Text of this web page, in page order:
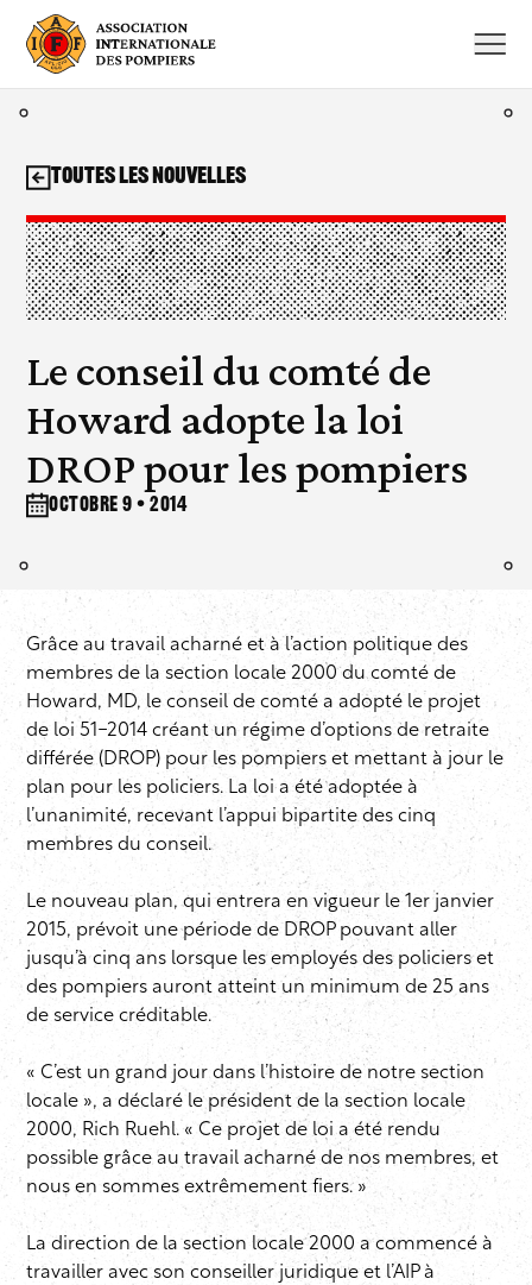
contenu
Le conseil du comté de
Howard adopte la loi
DROP pour les pompiers
octobre 9 • 2014
Toutes les nouvelles
Grâce au travail acharné et à l’action politique des
membres de la section locale 2000 du comté de
Howard, MD, le conseil de comté a adopté le projet
de loi 51-2014 créant un régime d’options de retraite
différée (DROP) pour les pompiers et mettant à jour le
plan pour les policiers. La loi a été adoptée à
l’unanimité, recevant l’appui bipartite des cinq
membres du conseil.
Le nouveau plan, qui entrera en vigueur le 1er janvier
2015, prévoit une période de DROP pouvant aller
jusqu’à cinq ans lorsque les employés des policiers et
des pompiers auront atteint un minimum de 25 ans
de service créditable.
« C’est un grand jour dans l’histoire de notre section
locale », a déclaré le président de la section locale
2000, Rich Ruehl. « Ce projet de loi a été rendu
possible grâce au travail acharné de nos membres, et
nous en sommes extrêmement fiers. »
La direction de la section locale 2000 a commencé à
travailler avec son conseiller juridique et l’AIP à